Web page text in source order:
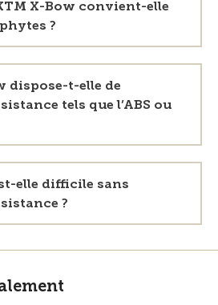
X-Bow convient-elle
?
dispose-t-elle de
tels que l’ABS ou
elle difficile sans
?